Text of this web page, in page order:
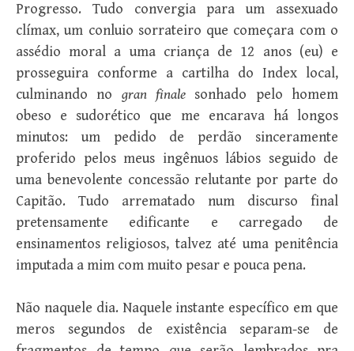
Progresso. Tudo convergia para um assexuado
clímax, um conluio sorrateiro que começara com o
assédio moral a uma criança de 12 anos (eu) e
prosseguira conforme a cartilha do Index local,
culminando no gran finale sonhado pelo homem
obeso e sudorético que me encarava há longos
minutos: um pedido de perdão sinceramente
proferido pelos meus ingênuos lábios seguido de
uma benevolente concessão relutante por parte do
Capitão. Tudo arrematado num discurso final
pretensamente edificante e carregado de
ensinamentos religiosos, talvez até uma penitência
imputada a mim com muito pesar e pouca pena.
Não naquele dia. Naquele instante específico em que
meros segundos de existência separam-se de